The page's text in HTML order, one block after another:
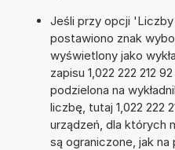
Jeśli przy opcji
postawiono znak
wyświetlony jako
zapisu 1,022 222 212 92
podzielona na
liczbę, tutaj 1,022 222
urządzeń, dla których
są ograniczone, jak na